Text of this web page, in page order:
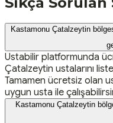
Kastamonu Çatalzeytin
Ustabilir platformunda
Çatalzeytin ustalarını
Tamamen ücretsiz olan
uygun usta ile
Kastamonu Çatalzeytin